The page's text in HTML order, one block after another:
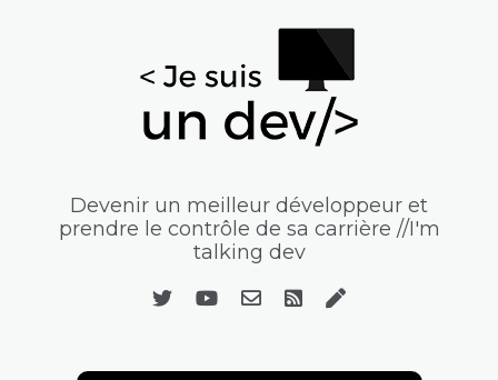
Devenir un meilleur développeur et
prendre le contrôle de sa carrière //I'm
talking dev